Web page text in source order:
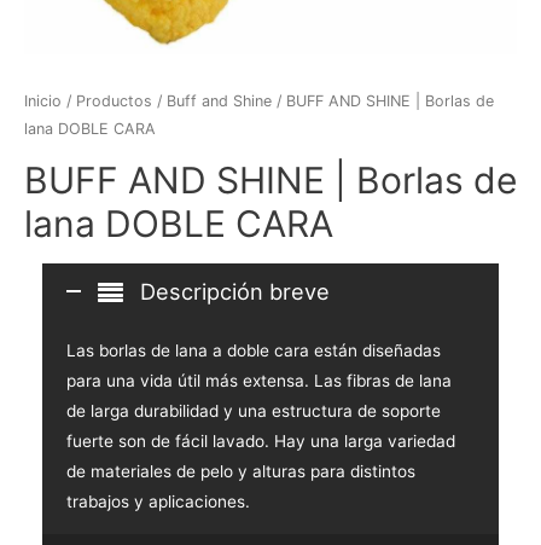
Inicio / Productos / Buff and Shine / BUFF AND SHINE | Borlas de
lana DOBLE CARA
BUFF AND SHINE | Borlas de
lana DOBLE CARA
Descripción breve
Las borlas de lana a doble cara están diseñadas
para una vida útil más extensa. Las fibras de lana
de larga durabilidad y una estructura de soporte
fuerte son de fácil lavado. Hay una larga variedad
de materiales de pelo y alturas para distintos
trabajos y aplicaciones.